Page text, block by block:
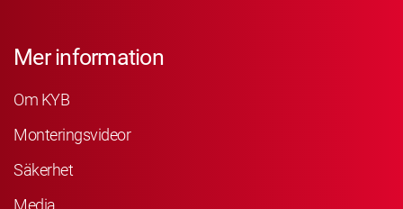
Mer information
Om KYB
Monteringsvideor
Säkerhet
Media